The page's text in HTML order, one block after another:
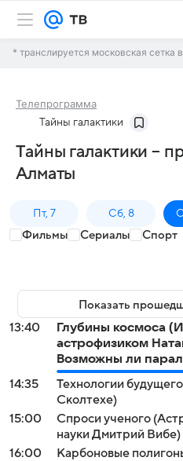
* транслируется московская сетка
Телепрограмма
Тайны галактики
Тайны галактики –
Алматы
Пт, 7 Сб, 8
Фильмы Сериалы Спорт
Показать
13:40
Глубины космоса
астрофизиком
Возможны ли
14:35
Технологии
Сколтехе)
15:00
Спроси ученого
науки Дмитрий Вибе)
16:00
Карбоновые